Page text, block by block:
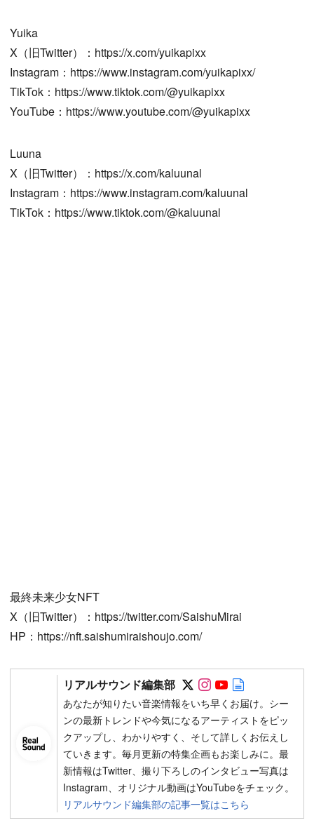
Yuika
X（旧Twitter）：https://x.com/yuikapixx
Instagram：https://www.instagram.com/yuikapixx/
TikTok：https://www.tiktok.com/@yuikapixx
YouTube：https://www.youtube.com/@yuikapixx
Luuna
X（旧Twitter）：https://x.com/kaluunal
Instagram：https://www.instagram.com/kaluunal
TikTok：https://www.tiktok.com/@kaluunal
最終未来少女NFT
X（旧Twitter）：https://twitter.com/SaishuMirai
HP：https://nft.saishumiraishoujo.com/
リアルサウンド編集部 Follow on SNS
Follow on SNS
Follow on
あなたが知りたい音楽情報をいち早くお届け。シー
ンの最新トレンドや今気になるアーティストをピッ
クアップし、わかりやすく、そして詳しくお伝えし
ていきます。毎月更新の特集企画もお楽しみに。最
新情報はTwitter、撮り下ろしのインタビュー写真は
Instagram、オリジナル動画はYouTubeをチェック。
リアルサウンド編集部の記事一覧はこちら